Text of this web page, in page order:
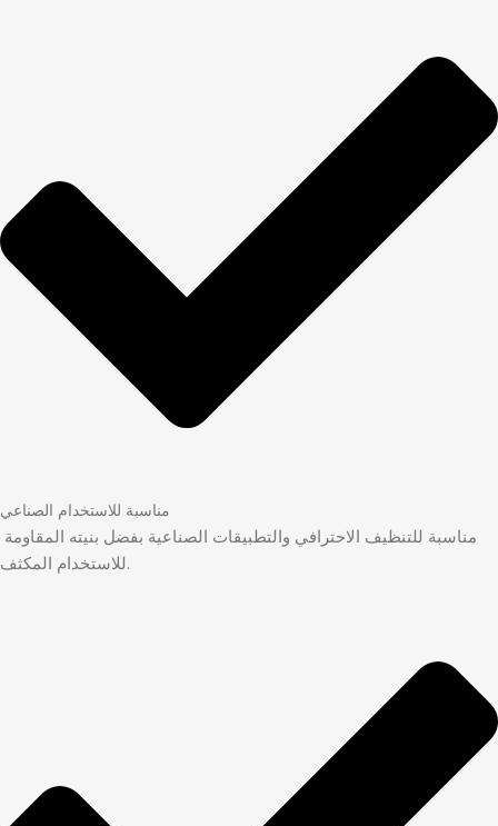
مناسبة للاستخدام الصناعي
للاستخدام المكثف.